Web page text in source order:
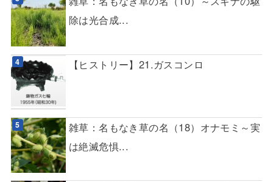
除は光合成...
【ヒストリー】21.ガスコンロ
雑草：名もなき草の名（18）オナモミ～実
は絶滅危惧...